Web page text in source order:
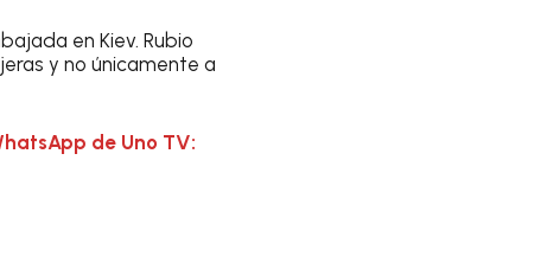
en Kiev. Rubio
y no únicamente a
de Uno TV: